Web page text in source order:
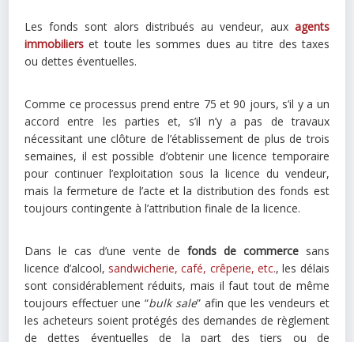
Les fonds sont alors distribués au vendeur, aux agents
immobiliers et toute les sommes dues au titre des taxes
ou dettes éventuelles.
Comme ce processus prend entre 75 et 90 jours, s’il y a un
accord entre les parties et, s’il n’y a pas de travaux
nécessitant une clôture de l’établissement de plus de trois
semaines, il est possible d’obtenir une licence temporaire
pour continuer l’exploitation sous la licence du vendeur,
mais la fermeture de l’acte et la distribution des fonds est
toujours contingente à l’attribution finale de la licence.
Dans le cas d’une vente defonds de commercesans
licence d’alcool, sandwicherie, café, crêperie, etc., les délais
sont considérablement réduits, mais il faut tout de même
toujours effectuer une “bulk sale” afin que les vendeurs et
les acheteurs soient protégés des demandes de règlement
de dettes éventuelles de la part des tiers ou de